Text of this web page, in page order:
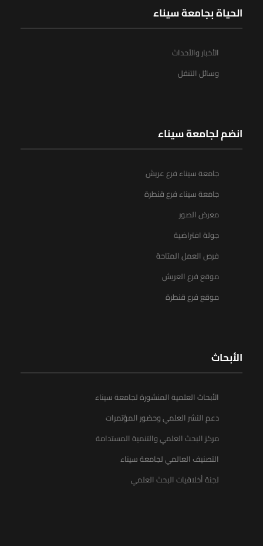
الحياة بجامعة سيناء
الأخبار والأحداث
وسائل التنقل
انضم لجامعة سيناء
جامعة سيناء فرع عريش
جامعة سيناء فرع قنطرة
معرض الصور
جولة افتراضية
فرص العمل المتاحة
موقع فرع العريش
موقع فرع قنطرة
الأبحاث
الأبحاث العلمية المنشورة لجامعة سيناء
دعم النشر العلمي وحضور المؤتمرات
مركز البحث العلمي والتنمية المستدامة
التصنيف العالمي لجامعة سيناء
لجنة أخلاقيات البحث العلمي